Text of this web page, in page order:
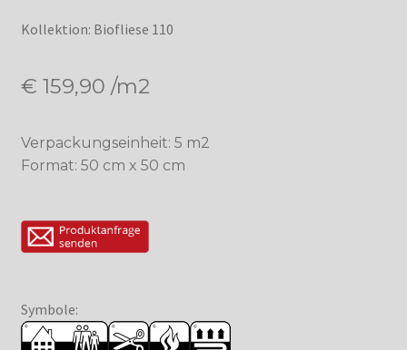
Kollektion: Biofliese 110
€ 159,90 /m2
Verpackungseinheit: 5 m2
Format: 50 cm x 50 cm
Symbole: